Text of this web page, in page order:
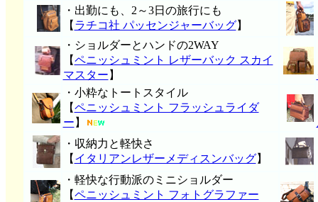
・出勤にも、2～3日の旅行にも
【 ラチコ社 パッセンジャーバッグ】
・ショルダーとハンドの2WAY
【ペニッシュミント レザーバック スカイ
マスター 】
・小粋なトートスタイル
【ペニッシュミント フラッシュライダ
ー 】
・収納力と軽快さ
【 イタリアンレザーメディスンバッグ】
・軽快な行動派のミニショルダー
【ペニッシュミント フォトグラファー